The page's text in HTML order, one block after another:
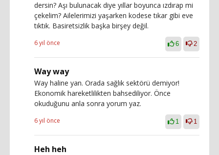
dersin? Aşı bulunacak diye yıllar boyunca ızdırap mi
çekelim? Ailelerimizi yaşarken kodese tıkar gibi eve
tıktık. Basiretsizlik başka birşey değil.
6 yıl önce 6 2
Way way
Way haline yan. Orada sağlık sektörü demiyor!
Ekonomik hareketlilikten bahsediliyor. Önce
okuduğunu anla sonra yorum yaz.
6 yıl önce 1 1
Heh heh